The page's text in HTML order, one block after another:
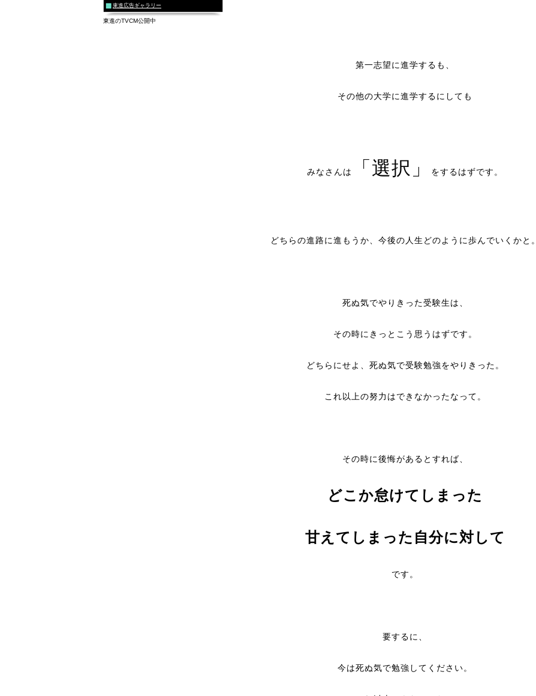
第一志望に進学するも、
その他の大学に進学するにしても
みなさんは 「選択」 をするはずです。
どちらの進路に進もうか、今後の人生どのように歩んでいくかと。
死ぬ気でやりきった受験生は、
その時にきっとこう思うはずです。
どちらにせよ、死ぬ気で受験勉強をやりきった。
これ以上の努力はできなかったなって。
その時に後悔があるとすれば、
どこか怠けてしまった
甘えてしまった自分に対して
です。
要するに、
今は死ぬ気で勉強してください。
東進広告ギャラリー
東進のTVCM公開中